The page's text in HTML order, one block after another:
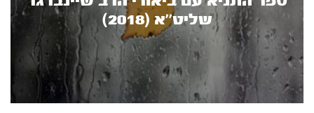
שליט’’א (2018)